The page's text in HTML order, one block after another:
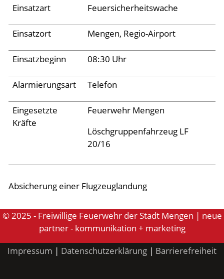
Einsätze
Aktuelles
Links
Einsatzart
Feuersicherheitswache
Einsatzort Mengen, Regio-Airport
Einsatzbeginn 08:30 Uhr
Alarmierungsart Telefon
Eingesetzte
Kräfte
Feuerwehr Mengen
Löschgruppenfahrzeug LF
20/16
Absicherung einer Flugzeuglandung
© 2025 - Freiwillige Feuerwehr der Stadt Mengen | neue
partner - kommunikation + marketing
Impressum | Datenschutzerklärung | Barrierefreiheit